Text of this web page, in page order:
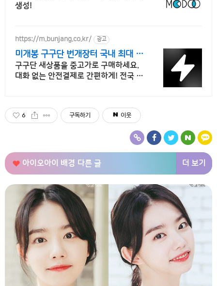
생성!
https://m.bunjang.co.kr/ 광고
미개봉 구구단 번개장터 국내 최대 브
랜드 중고거래
구구단 새상품을 중고가로 구매하세요.
대화 없는 안전결제로 간편하게! 전국 각
6 구독하기 이웃
아이오아이 배경 다른 글 더 보기